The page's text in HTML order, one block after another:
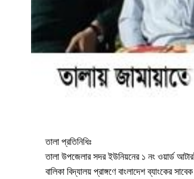
সারাদেশ
সাতক্ষীরা
আশাশুনি
তালা প্রতিনিধিঃ
তালা উপজেলার সদর ইউনিয়নের ১ নং ওয়ার্ড
বালিকা বিদ্যালয় প্রাঙ্গণে বাংলাদেশ ব্যাংকের